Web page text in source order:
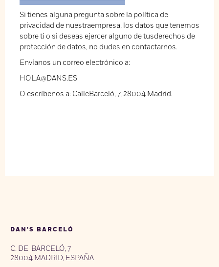
Si tienes alguna pregunta sobre la política de
privacidad de nuestraempresa, los datos que tenemos
sobre ti o si deseas ejercer alguno de tusderechos de
protección de datos, no dudes en contactarnos.
Envíanos un correo electrónico a:
HOLA@DANS.ES
O escríbenos a: CalleBarceló, 7, 28004 Madrid.
DAN'S BARCELÓ
C. DE BARCELÓ, 7
28004 MADRID, ESPAÑA